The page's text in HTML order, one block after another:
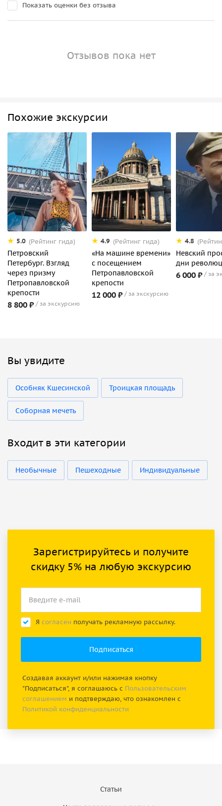
Показать оценки без отзыва
Отзывов пока нет
Похожие экскурсии
5.0 (Рейтинг гида)
Петровский
Петербург. Взгляд
через призму
Петропавловской
крепости
8 800 ₽ за экскурсию
4.9 (Рейтинг гида)
«На машине времени»
с посещением
Петропавловской
крепости
12 000 ₽ за экскурсию
4.8
Невский
дни
6 000 ₽ за
Вы увидите
Особняк Кшесинской Троицкая площадь
Соборная мечеть
Входит в эти категории
Необычные Пешеходные Индивидуальные
Зарегистрируйтесь и получите
скидку 5% на любую экскурсию
Я согласен получать рекламную рассылку.
Создавая аккаунт и/или нажимая кнопку
"Подписаться", я соглашаюсь с Пользовательским
соглашением и подтверждаю, что ознакомлен с
Политикой конфиденциальности
Статьи